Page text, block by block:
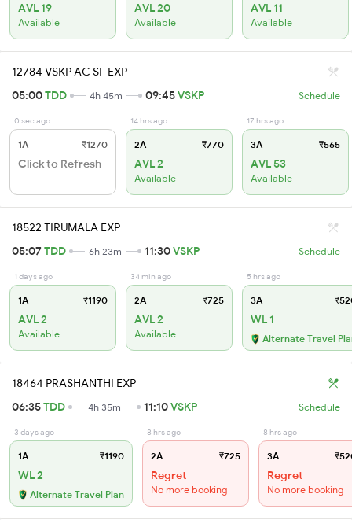
AVL 19
Available
AVL 20
Available
AVL 11
Available
12784 VSKP AC SF EXP
05:00TDD 4h 45m 09:45VSKP Schedule
0 sec ago
1A ₹1270
Click to Refresh
14 hrs ago
2A ₹770
AVL 2
Available
17 hrs ago
3A ₹565
AVL 53
Available
18522 TIRUMALA EXP
05:07TDD 6h 23m 11:30VSKP Schedule
1 days ago
1A ₹1190
AVL 2
Available
34 min ago
2A ₹725
AVL 2
Available
5 hrs ago
3A
WL 1
Alternate Travel
18464 PRASHANTHI EXP
06:35TDD 4h 35m 11:10VSKP Schedule
3 days ago
1A ₹1190
WL 2
Alternate Travel Plan
8 hrs ago
2A ₹725
Regret
No more booking
8 hrs ago
3A
Regret
No more booking